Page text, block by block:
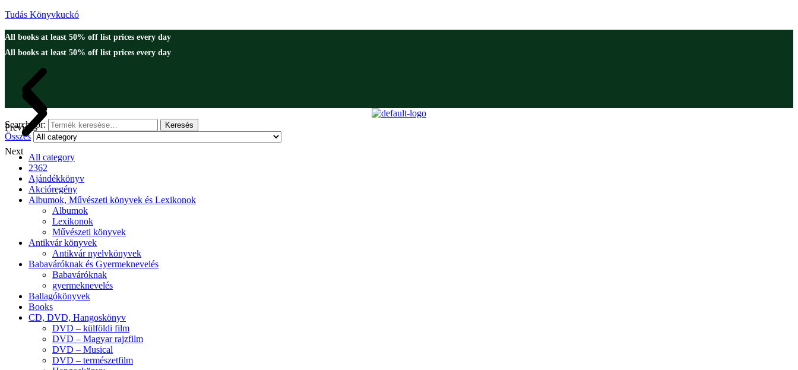
Tudás Könyvkuckó
All books at least 50% off list prices every day
All books at least 50% off list prices every day
Previous
Next
Search for: Keresés
Összes
All category
2362
Ajándékkönyv
Akcióregény
Albumok, Művészeti könyvek és Lexikonok
Albumok
Lexikonok
Művészeti könyvek
Antikvár könyvek
Antikvár nyelvkönyvek
Babaváróknak és Gyermeknevelés
Babaváróknak
gyermeknevelés
Ballagókönyvek
Books
CD, DVD, Hangoskönyv
DVD – külföldi film
DVD – Magyar rajzfilm
DVD – Musical
DVD – természetfilm